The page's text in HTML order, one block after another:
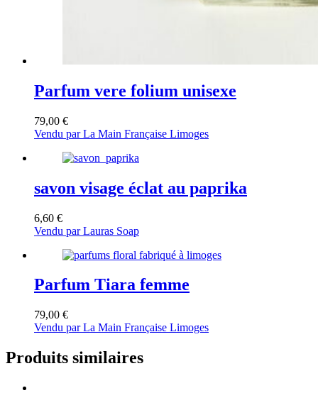
Parfum vere folium unisexe
79,00 €
Vendu par La Main Française Limoges
savon visage éclat au paprika
6,60 €
Vendu par Lauras Soap
Parfum Tiara femme
79,00 €
Vendu par La Main Française Limoges
Produits similaires